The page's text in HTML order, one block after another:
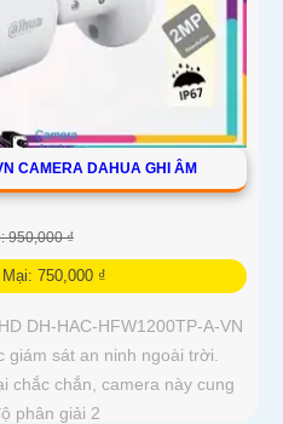
CAMERA DAHUA GHI ÂM
950,000 ₫
750,000 ₫
DH-HAC-HFW1200TP-A-VN
sát an ninh ngoài trời.
chắc chắn, camera này cung
phân giải 2